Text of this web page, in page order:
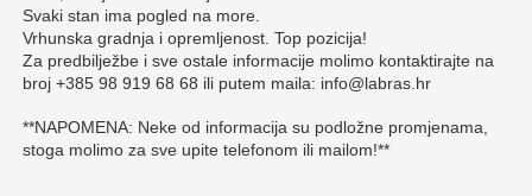
Svaki stan ima pogled na more.
Vrhunska gradnja i opremljenost. Top pozicija!
Za predbilježbe i sve ostale informacije molimo kontaktirajte na
broj +385 98 919 68 68 ili putem maila: info@labras.hr
**NAPOMENA: Neke od informacija su podložne promjenama,
stoga molimo za sve upite telefonom ili mailom!**